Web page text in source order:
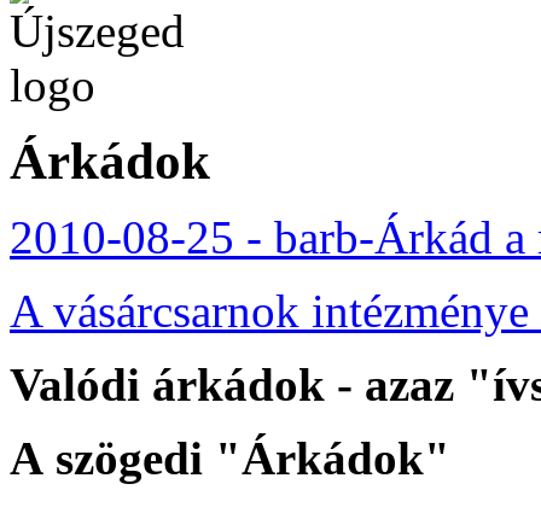
Árkádok
2010-08-25 - barb-Árkád
A vásárcsarnok intézménye
Valódi árkádok - azaz
A szögedi "Árkádok"